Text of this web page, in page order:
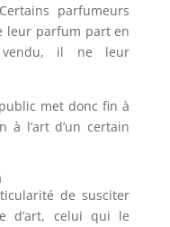
parfumeurs
leur parfum part en
vendu, il ne leur
met donc fin à
à l’art d’un certain
de susciter
d’art, celui qui le